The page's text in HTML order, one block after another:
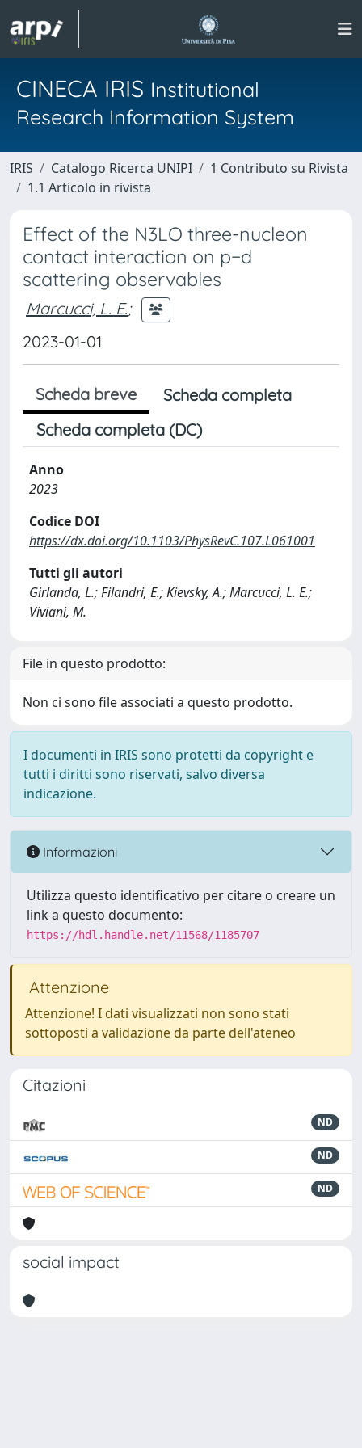
CINECA IRIS Institutional
Research Information System
IRIS Catalogo Ricerca UNIPI
1 Contributo su Rivista
1.1 Articolo in rivista
Effect of the N3LO three-nucleon
contact interaction on p−d
scattering observables
Marcucci, L. E.;
2023-01-01
Scheda breve
Scheda completa
Scheda completa (DC)
Anno
2023
Codice DOI
https://dx.doi.org/10.1103/PhysRevC.107.L061001
Tutti gli autori
Girlanda, L.; Filandri, E.; Kievsky, A.; Marcucci, L. E.;
Viviani, M.
File in questo prodotto:
Non ci sono file associati a questo prodotto.
I documenti in IRIS sono protetti da copyright e
tutti i diritti sono riservati, salvo diversa
indicazione.
Informazioni
Utilizza questo identificativo per citare o creare un
link a questo documento:
https://hdl.handle.net/11568/1185707
Attenzione
Attenzione! I dati visualizzati non sono stati
sottoposti a validazione da parte dell'ateneo
Citazioni
ND
ND
ND
social impact